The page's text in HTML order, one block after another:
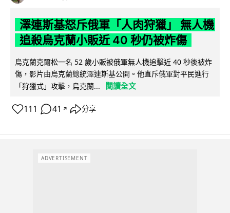
澤連斯基怒斥俄軍「人肉狩獵」 無人機
追殺烏克蘭小販近 40 秒仍被炸傷
烏克蘭克爾松一名 52 歲小販被俄軍無人機追擊近 40 秒後被炸
傷，影片由烏克蘭總統澤連斯基公開。他直斥俄軍對平民進行
「狩獵式」攻擊，烏克蘭...
閱讀全文
111 41 ↗ 分享
ADVERTISEMENT